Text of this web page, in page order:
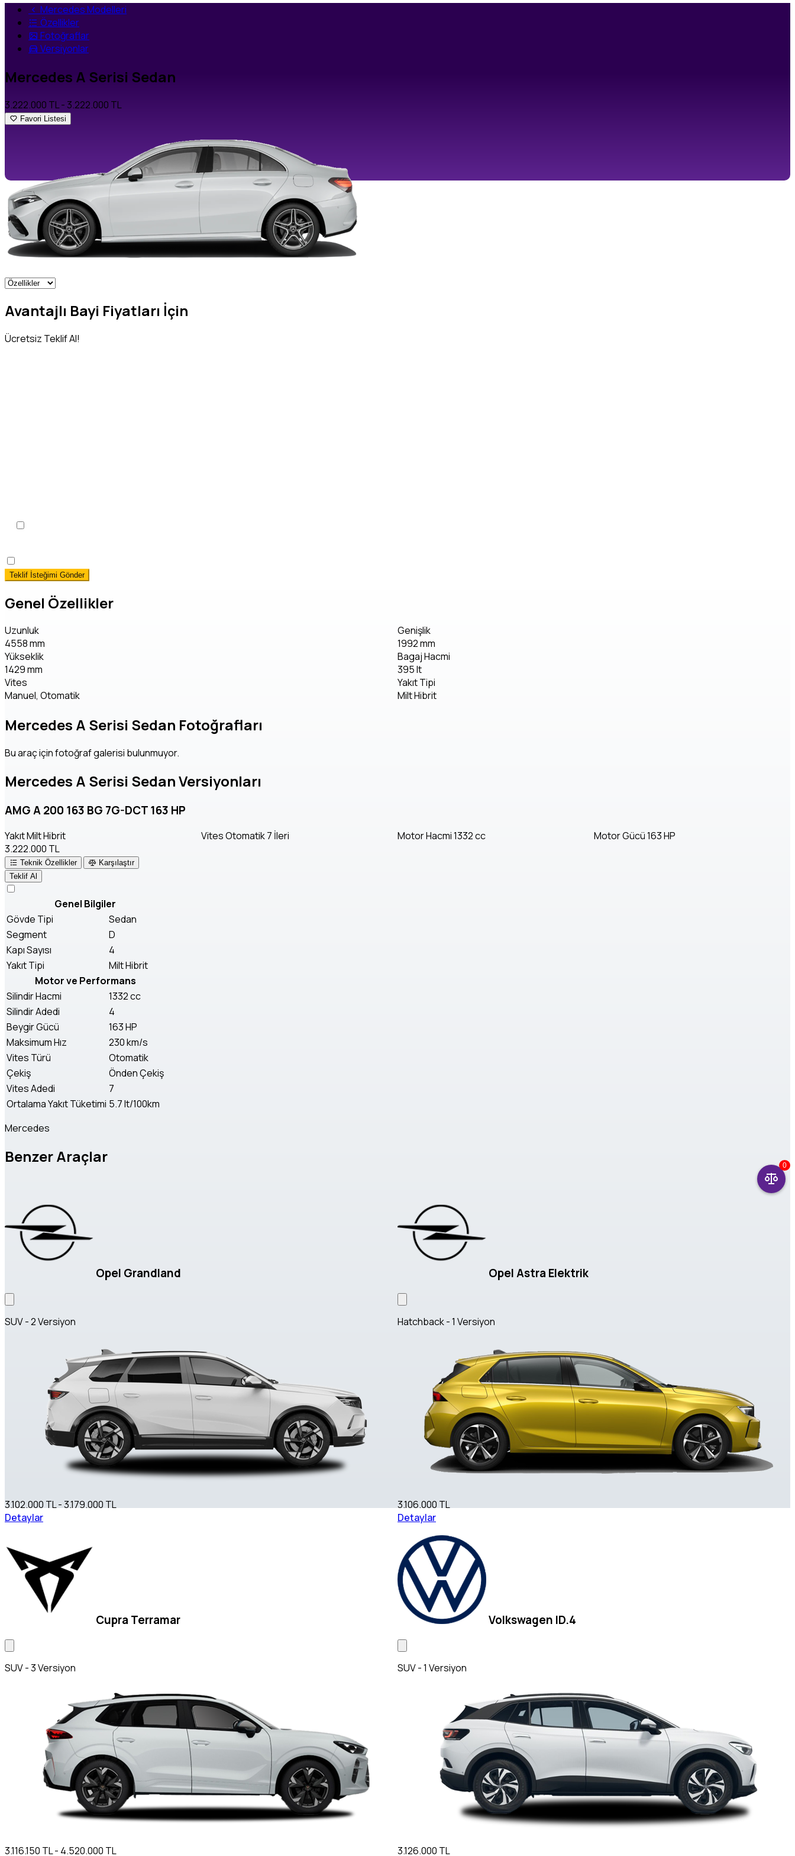
Mercedes Modelleri
Özellikler
Fotoğraflar
Versiyonlar
Mercedes A Serisi Sedan
3.222.000 TL- 3.222.000 TL
Favori Listesi
Avantajlı Bayi Fiyatları İçin
Ücretsiz Teklif Al!
Genel Özellikler
Uzunluk
4558 mm
Genişlik
1992 mm
Yükseklik
1429 mm
Bagaj Hacmi
395 lt
Vites
Manuel, Otomatik
Yakıt Tipi
Milt Hibrit
Mercedes A Serisi Sedan Fotoğrafları
Bu araç için fotoğraf galerisi bulunmuyor.
Mercedes A Serisi Sedan Versiyonları
AMG A 200 163 BG 7G-DCT 163 HP
YakıtMilt Hibrit VitesOtomatik 7 İleri Motor Hacmi1332 cc Motor Gücü163 HP
3.222.000 TL
Teknik Özellikler
Karşılaştır
Teklif Al
Genel Bilgiler
Gövde Tipi
Sedan
Segment
D
Kapı Sayısı
4
Yakıt Tipi
Milt Hibrit
Motor ve Performans
Silindir Hacmi
1332 cc
Silindir Adedi
4
Beygir Gücü
163 HP
Maksimum Hız
230 km/s
Vites Türü
Otomatik
Çekiş
Önden Çekiş
Vites Adedi
7
Ortalama Yakıt Tüketimi 5.7 lt/100km
Mercedes
Benzer Araçlar
Opel Grandland
SUV - 2 Versiyon
3.102.000 TL - 3.179.000 TL
Detaylar
Opel Astra Elektrik
Hatchback - 1 Versiyon
3.106.000 TL
Detaylar
Cupra Terramar
SUV - 3 Versiyon
3.116.150 TL - 4.520.000 TL
Volkswagen ID.4
SUV - 1 Versiyon
3.126.000 TL
0